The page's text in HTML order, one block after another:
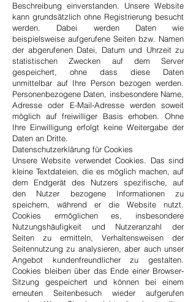
Beschreibung einverstanden. Unsere Website
kann grundsätzlich ohne Registrierung besucht
werden. Dabei werden Daten wie
beispielsweise aufgerufene Seiten bzw. Namen
der abgerufenen Datei, Datum und Uhrzeit zu
statistischen Zwecken auf dem Server
gespeichert, ohne dass diese Daten
unmittelbar auf Ihre Person bezogen werden.
Personenbezogene Daten, insbesondere Name,
Adresse oder E-Mail-Adresse werden soweit
möglich auf freiwilliger Basis erhoben. Ohne
Ihre Einwilligung erfolgt keine Weitergabe der
Daten an Dritte.
Datenschutzerklärung für Cookies
Unsere Website verwendet Cookies. Das sind
kleine Textdateien, die es möglich machen, auf
dem Endgerät des Nutzers spezifische, auf
den Nutzer bezogene Informationen zu
speichern, während er die Website nutzt.
Cookies ermöglichen es, insbesondere
Nutzungshäufigkeit und Nutzeranzahl der
Seiten zu ermitteln, Verhaltensweisen der
Seitennutzung zu analysieren, aber auch unser
Angebot kundenfreundlicher zu gestalten.
Cookies bleiben über das Ende einer Browser-
Sitzung gespeichert und können bei einem
erneuten Seitenbesuch wieder aufgerufen